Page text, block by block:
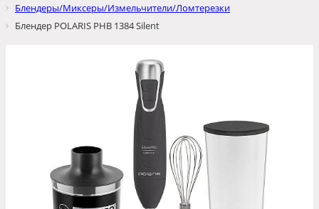
Блендеры/Миксеры/Измельчители/Ломтерезки
Блендер POLARIS PHB 1384 Silent